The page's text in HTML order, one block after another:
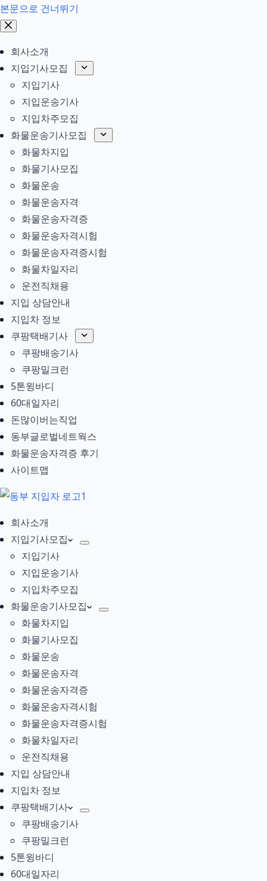
본문으로 건너뛰기
회사소개
지입기사모집
지입기사
지입운송기사
지입차주모집
화물운송기사모집
화물차지입
화물기사모집
화물운송
화물운송자격
화물운송자격증
화물운송자격시험
화물운송자격증시험
화물차일자리
운전직채용
지입 상담안내
지입차 정보
쿠팡택배기사
쿠팡배송기사
쿠팡밀크런
5톤윙바디
60대일자리
돈많이버는직업
동부글로벌네트웍스
화물운송자격증 후기
사이트맵
회사소개
지입기사모집
지입기사
지입운송기사
지입차주모집
화물운송기사모집
화물차지입
화물기사모집
화물운송
화물운송자격
화물운송자격증
화물운송자격시험
화물운송자격증시험
화물차일자리
운전직채용
지입 상담안내
지입차 정보
쿠팡택배기사
쿠팡배송기사
쿠팡밀크런
5톤윙바디
60대일자리